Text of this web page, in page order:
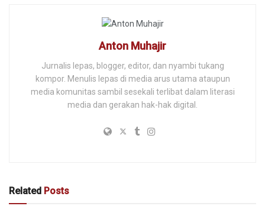
Anton Muhajir
Jurnalis lepas, blogger, editor, dan nyambi tukang
kompor. Menulis lepas di media arus utama ataupun
media komunitas sambil sesekali terlibat dalam literasi
media dan gerakan hak-hak digital.
Related Posts